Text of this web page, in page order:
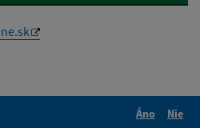
Áno
Nie